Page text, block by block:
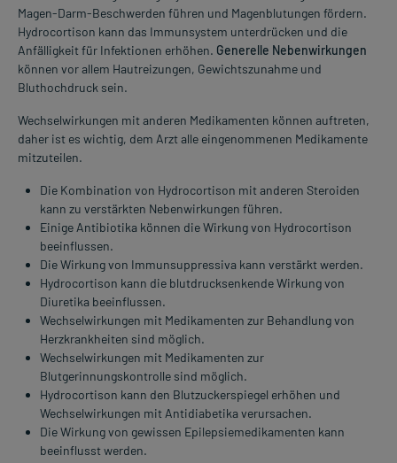
Magen-Darm-Beschwerden führen und Magenblutungen fördern.
Hydrocortison kann das Immunsystem unterdrücken und die
Anfälligkeit für Infektionen erhöhen. Generelle Nebenwirkungen
können vor allem Hautreizungen, Gewichtszunahme und
Bluthochdruck sein.
Wechselwirkungen mit anderen Medikamenten können auftreten,
daher ist es wichtig, dem Arzt alle eingenommenen Medikamente
mitzuteilen.
Die Kombination von Hydrocortison mit anderen Steroiden
kann zu verstärkten Nebenwirkungen führen.
Einige Antibiotika können die Wirkung von Hydrocortison
beeinflussen.
Die Wirkung von Immunsuppressiva kann verstärkt werden.
Hydrocortison kann die blutdrucksenkende Wirkung von
Diuretika beeinflussen.
Wechselwirkungen mit Medikamenten zur Behandlung von
Herzkrankheiten sind möglich.
Wechselwirkungen mit Medikamenten zur
Blutgerinnungskontrolle sind möglich.
Hydrocortison kann den Blutzuckerspiegel erhöhen und
Wechselwirkungen mit Antidiabetika verursachen.
Die Wirkung von gewissen Epilepsiemedikamenten kann
beeinflusst werden.